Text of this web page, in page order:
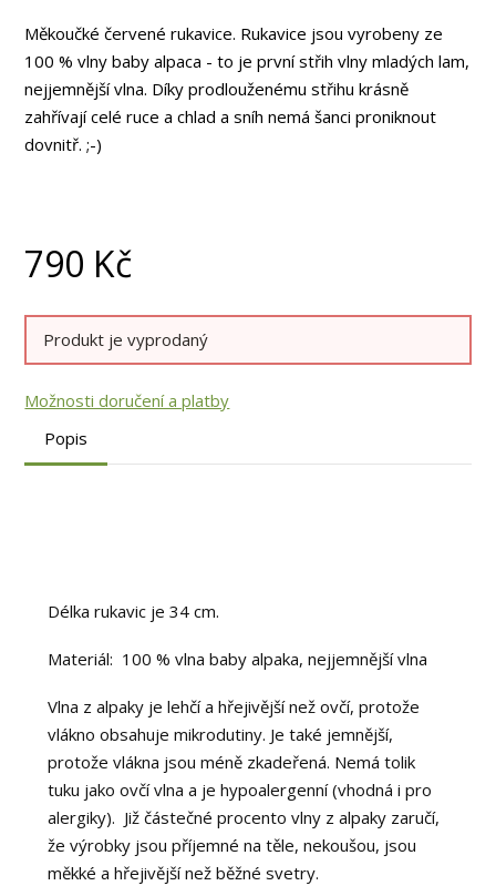
Měkoučké červené rukavice. Rukavice jsou vyrobeny ze
100 % vlny baby alpaca - to je první střih vlny mladých lam,
nejjemnější vlna. Díky prodlouženému střihu krásně
zahřívají celé ruce a chlad a sníh nemá šanci proniknout
dovnitř. ;-)
790 Kč
Produkt je vyprodaný
Možnosti doručení a platby
Popis
Délka rukavic je 34 cm.
Materiál: 100 % vlna baby alpaka, nejjemnější vlna
Vlna z alpaky je lehčí a hřejivější než ovčí, protože
vlákno obsahuje mikrodutiny. Je také jemnější,
protože vlákna jsou méně zkadeřená. Nemá tolik
tuku jako ovčí vlna a je hypoalergenní (vhodná i pro
alergiky). Již částečné procento vlny z alpaky zaručí,
že výrobky jsou příjemné na těle, nekoušou, jsou
měkké a hřejivější než běžné svetry.